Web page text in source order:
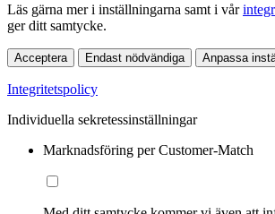
Läs gärna mer i inställningarna samt i vår
ger ditt samtycke.
Acceptera Endast nödvändiga Anpassa
Integritetspolicy
Individuella sekretessinställningar
Marknadsföring per Customer-Match